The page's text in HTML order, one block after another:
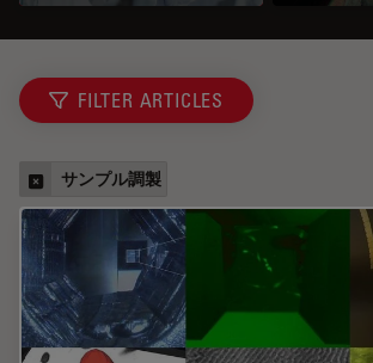
FILTER ARTICLES
サンプル調製